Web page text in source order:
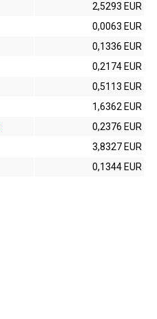
2,5293 EUR
0,0063 EUR
0,1336 EUR
0,2174 EUR
0,5113 EUR
1,6362 EUR
0,2376 EUR
3,8327 EUR
0,1344 EUR